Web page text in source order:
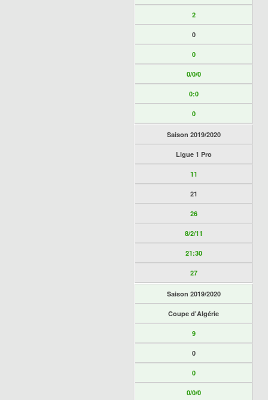
2
0
0
0/0/0
0:0
0
Saison 2019/2020
Ligue 1 Pro
11
21
26
8/2/11
21:30
27
Saison 2019/2020
Coupe d'Algérie
9
0
0
0/0/0